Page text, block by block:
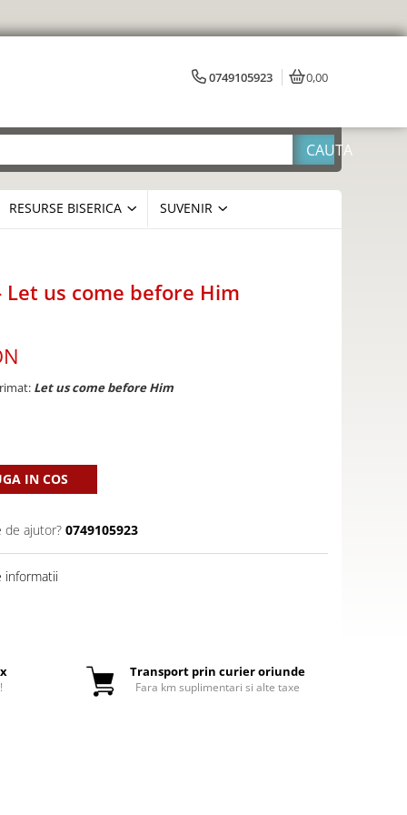
0749105923 0,00
RESURSE BISERICA SUVENIR
us come before Him
Let us come before Him
IN COS
de ajutor? 0749105923
informatii
Transport prin curier oriunde
Fara km suplimentari si alte taxe